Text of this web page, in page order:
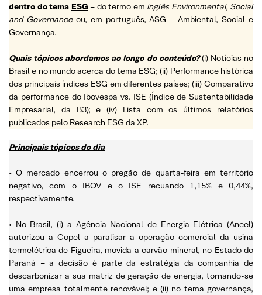
dentro do tema ESG – do termo em inglês Environmental, Social
and Governance ou, em português, ASG – Ambiental, Social e
Governança.
Quais tópicos abordamos ao longo do conteúdo? (i) Notícias no
Brasil e no mundo acerca do tema ESG; (ii) Performance histórica
dos principais índices ESG em diferentes países; (iii) Comparativo
da performance do Ibovespa vs. ISE (Índice de Sustentabilidade
Empresarial, da B3); e (iv) Lista com os últimos relatórios
publicados pelo Research ESG da XP.
Principais tópicos do dia
• O mercado encerrou o pregão de quarta-feira em território
negativo, com o IBOV e o ISE recuando 1,15% e 0,44%,
respectivamente.
• No Brasil, (i) a Agência Nacional de Energia Elétrica (Aneel)
autorizou a Copel a paralisar a operação comercial da usina
termelétrica de Figueira, movida a carvão mineral, no Estado do
Paraná – a decisão é parte da estratégia da companhia de
descarbonizar a sua matriz de geração de energia, tornando-se
uma empresa totalmente renovável; e (ii) no tema governança,